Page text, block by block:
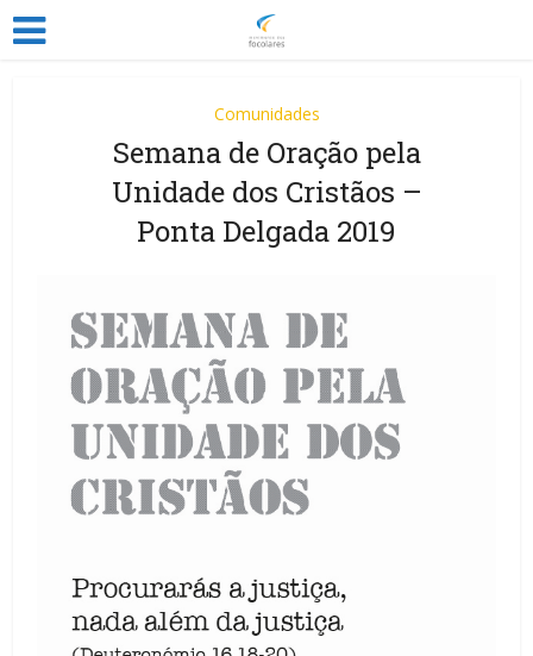
Comunidades
Semana de Oração pela
Unidade dos Cristãos –
Ponta Delgada 2019